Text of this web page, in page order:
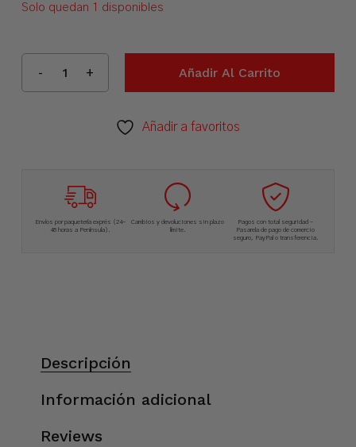
Solo quedan 1 disponibles
Añadir Al Carrito
Añadir a favoritos
Envíos por paquetería exprés (24-
48 horas a Península).
Cambios y devoluciones sin plazo
límite.
Pagos con total seguridad –
Pasarela de pago de comercio
seguro, PayPal o transferencia.
Descripción
Información adicional
Reviews